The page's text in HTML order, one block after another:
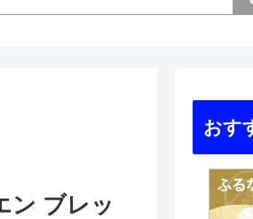
ン ブレッ
おす